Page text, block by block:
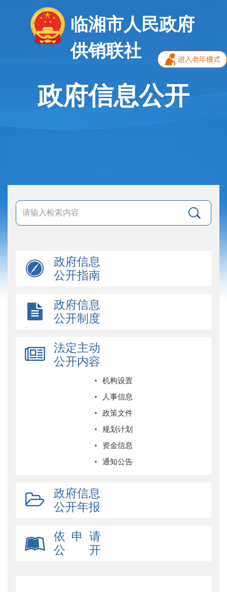
临湘市人民政府
供销联社
政府信息公开
政府信息
公开指南
政府信息
公开制度
法定主动
公开内容
机构设置
人事信息
政策文件
规划计划
资金信息
通知公告
政府信息
公开年报
依 申 请
公 开